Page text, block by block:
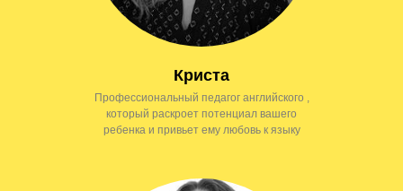
Криста
Профессиональный педагог английского ,
который раскроет потенциал вашего
ребенка и привьет ему любовь к языку